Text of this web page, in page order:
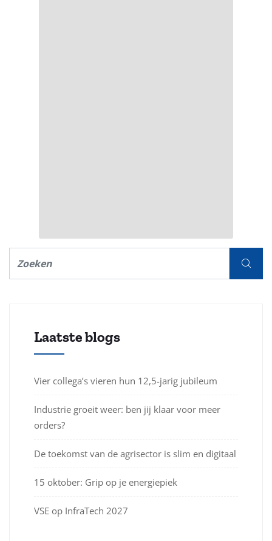
Laatste blogs
Vier collega’s vieren hun 12,5-jarig jubileum
Industrie groeit weer: ben jij klaar voor meer
orders?
De toekomst van de agrisector is slim en digitaal
15 oktober: Grip op je energiepiek
VSE op InfraTech 2027